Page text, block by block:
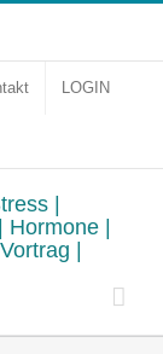
LOGIN